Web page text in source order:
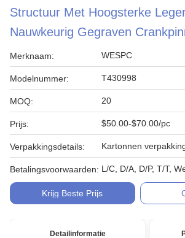
Structuur Met Hoogsterke
Nauwkeurig Gegraven
Merknaam: WESPC
Modelnummer: T430998
MOQ: 20
Prijs: $50.00-$70.00/pc
Verpakkingsdetails: Kartonnen
Betalingsvoorwaarden: L/C, D/A, D/P, T/T,
Krijg Beste Prijs
Detailinformatie